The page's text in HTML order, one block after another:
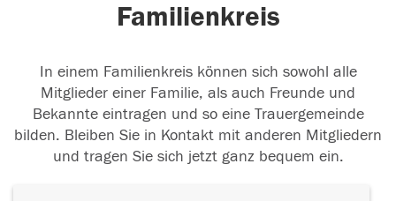
Familienkreis
In einem Familienkreis können sich sowohl alle
Mitglieder einer Familie, als auch Freunde und
Bekannte eintragen und so eine Trauergemeinde
bilden. Bleiben Sie in Kontakt mit anderen Mitgliedern
und tragen Sie sich jetzt ganz bequem ein.